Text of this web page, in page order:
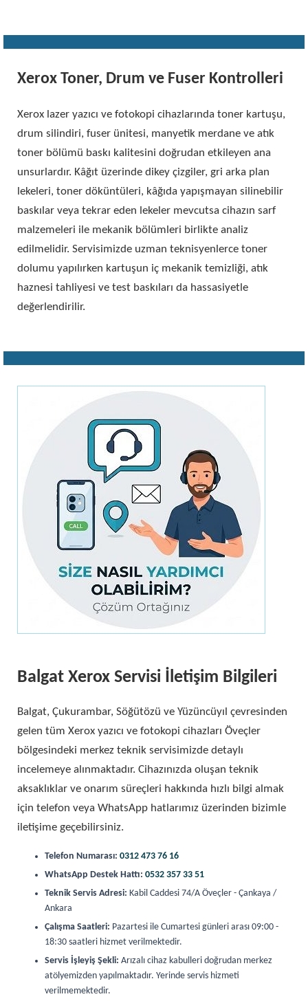
Xerox Toner, Drum ve Fuser Kontrolleri
Xerox lazer yazıcı ve fotokopi cihazlarında toner kartuşu,
drum silindiri, fuser ünitesi, manyetik merdane ve atık
toner bölümü baskı kalitesini doğrudan etkileyen ana
unsurlardır. Kâğıt üzerinde dikey çizgiler, gri arka plan
lekeleri, toner döküntüleri, kâğıda yapışmayan silinebilir
baskılar veya tekrar eden lekeler mevcutsa cihazın sarf
malzemeleri ile mekanik bölümleri birlikte analiz
edilmelidir. Servisimizde uzman teknisyenlerce toner
dolumu yapılırken kartuşun iç mekanik temizliği, atık
haznesi tahliyesi ve test baskıları da hassasiyetle
değerlendirilir.
Balgat Xerox Servisi İletişim Bilgileri
Balgat, Çukurambar, Söğütözü ve Yüzüncüyıl çevresinden
gelen tüm Xerox yazıcı ve fotokopi cihazları Öveçler
bölgesindeki merkez teknik servisimizde detaylı
incelemeye alınmaktadır. Cihazınızda oluşan teknik
aksaklıklar ve onarım süreçleri hakkında hızlı bilgi almak
için telefon veya WhatsApp hatlarımız üzerinden bizimle
iletişime geçebilirsiniz.
Telefon Numarası: 0312 473 76 16
WhatsApp Destek Hattı: 0532 357 33 51
Teknik Servis Adresi: Kabil Caddesi 74/A Öveçler - Çankaya /
Ankara
Çalışma Saatleri: Pazartesi ile Cumartesi günleri arası 09:00 -
18:30 saatleri hizmet verilmektedir.
Servis İşleyiş Şekli: Arızalı cihaz kabulleri doğrudan merkez
atölyemizden yapılmaktadır. Yerinde servis hizmeti
verilmemektedir.